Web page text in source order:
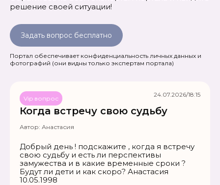
решение своей ситуации!
Задать вопрос бесплатно
Портал обеспечивает конфиденциальность личных данных и
фотографий (они видны только экспертам портала)
Когда встречу свою судьбу
Vip вопрос
Автор: Анастасия
Добрый день ! подскажите , когда я встречу
свою судьбу и есть ли перспективы
замужества и в какие временные сроки ?
Будут ли дети и как скоро? Анастасия
10.05.1998
24.07.2026/18:15